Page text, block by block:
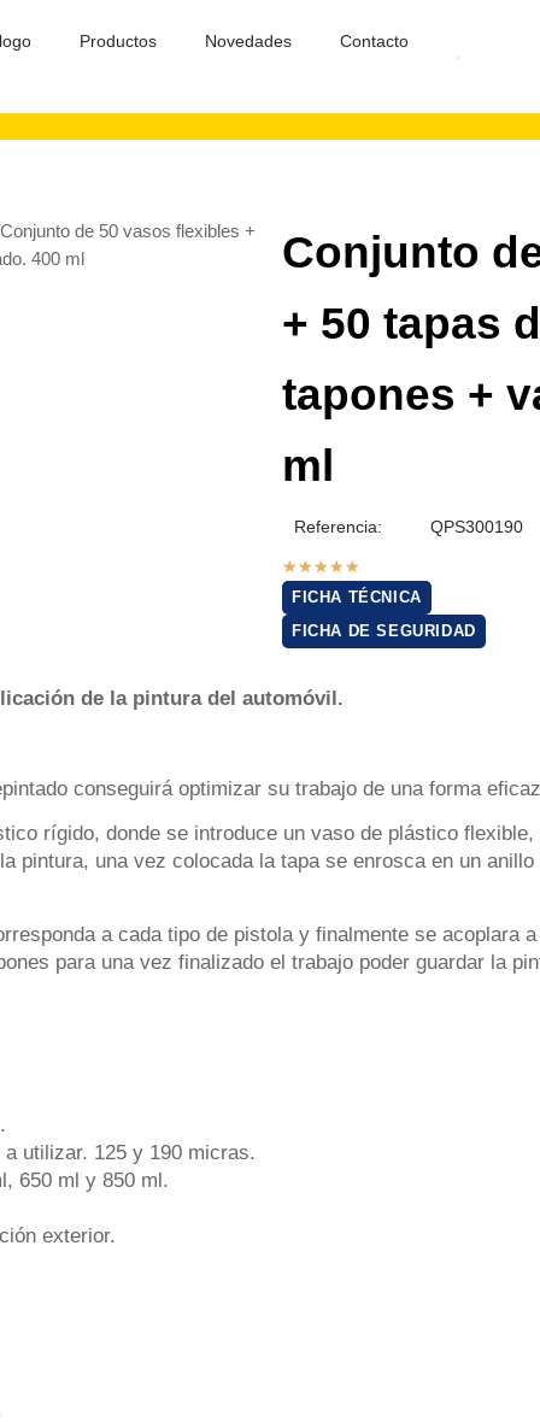
Productos Novedades Contacto
de 50 vasos flexibles +
400 ml
Conjunto
+ 50 tapas
tapones +
ml
Referencia: QPS300190
★★★★★
FICHA TÉCNICA
FICHA DE SEGURIDAD
de la pintura del automóvil.
conseguirá optimizar su trabajo de una forma
rígido, donde se introduce un vaso de plástico
pintura, una vez colocada la tapa se enrosca en un
a cada tipo de pistola y finalmente se acoplara
para una vez finalizado el trabajo poder guardar la
utilizar. 125 y 190 micras.
650 ml y 850 ml.
exterior.